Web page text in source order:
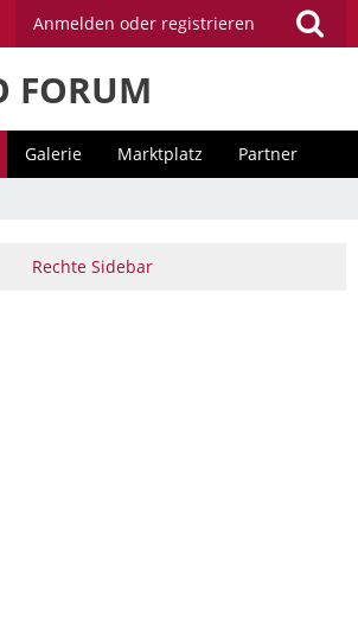
Anmelden oder registrieren
FORUM
Galerie Marktplatz Partner